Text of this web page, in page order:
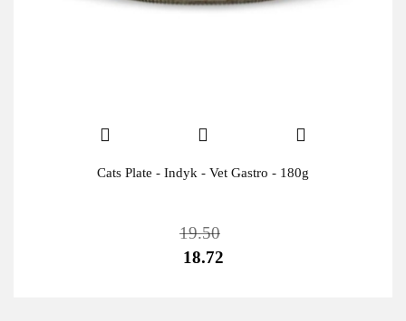
Cats Plate - Indyk - Vet Gastro - 180g
19.50
18.72